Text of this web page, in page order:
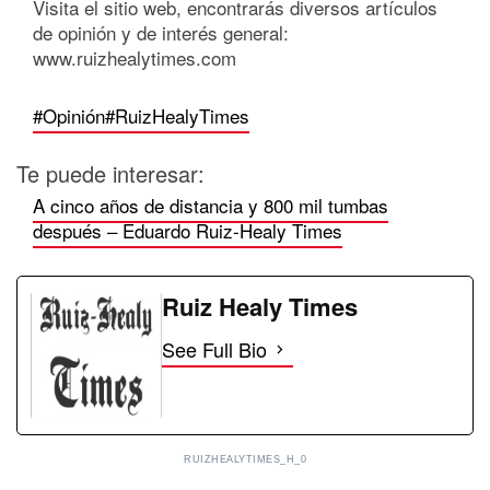
Visita el sitio web, encontrarás diversos artículos
de opinión y de interés general:
www.ruizhealytimes.com
#Opinión#RuizHealyTimes
Te puede interesar:
A cinco años de distancia y 800 mil tumbas
después – Eduardo Ruiz-Healy Times
Ruiz Healy Times
See Full Bio
RUIZHEALYTIMES_H_0